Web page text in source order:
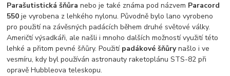
Parašutistická šňůra nebo je také známa pod názvem Paracord
550 je vyrobena z lehkého nylonu. Původně bylo lano vyrobeno
pro použití na závěsných padácích během druhé světové války.
Američtí výsadkáři, ale našli i mnoho dalších možností využití této
lehké a přitom pevné šňůry. Použití padákové šňůrynašlo i ve
vesmíru, kdy byl používán astronauty raketoplánu STS-82 při
opravě Hubbleova teleskopu.